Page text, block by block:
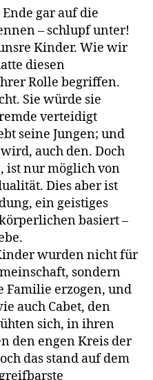
gar auf die
– schlupf unter!
Kinder. Wie wir
diesen
Rolle begriffen.
Sie würde sie
verteidigt
seine Jungen; und
auch den. Doch
ist nur möglich von
Dies aber ist
ein geistiges
basiert –
wurden nicht für
sondern
erzogen, und
auch Cabet, den
sich, in ihren
den engen Kreis der
das stand auf dem